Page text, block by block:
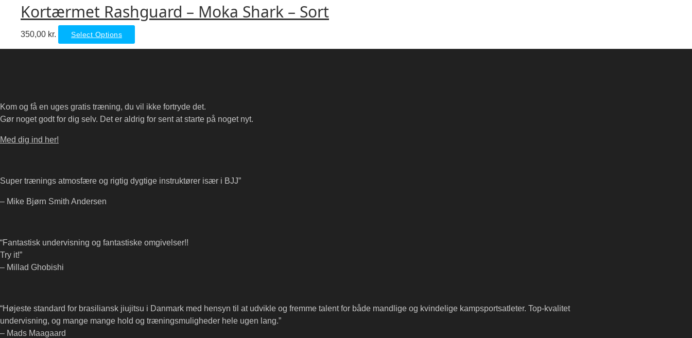
page
be
chosen
multiple
variants.
options
the
product
Kortærmet Rashguard – Moka Shark – Sort
350,00 kr. Select Options
product
options
may
product
Kom og få en uges gratis træning, du vil ikke fortryde det.
Gør noget godt for dig selv. Det er aldrig for sent at starte på noget nyt.
Med dig ind her!
Super trænings atmosfære og rigtig dygtige instruktører især i BJJ”
– Mike Bjørn Smith Andersen
“Fantastisk undervisning og fantastiske omgivelser!!
Try it!”
– Millad Ghobishi
“Højeste standard for brasiliansk jiujitsu i Danmark med hensyn til at udvikle og fremme talent for både mandlige og kvindelige kampsportsatleter. Top-kvalitet
undervisning, og mange mange hold og træningsmuligheder hele ugen lang.”
– Mads Maagaard